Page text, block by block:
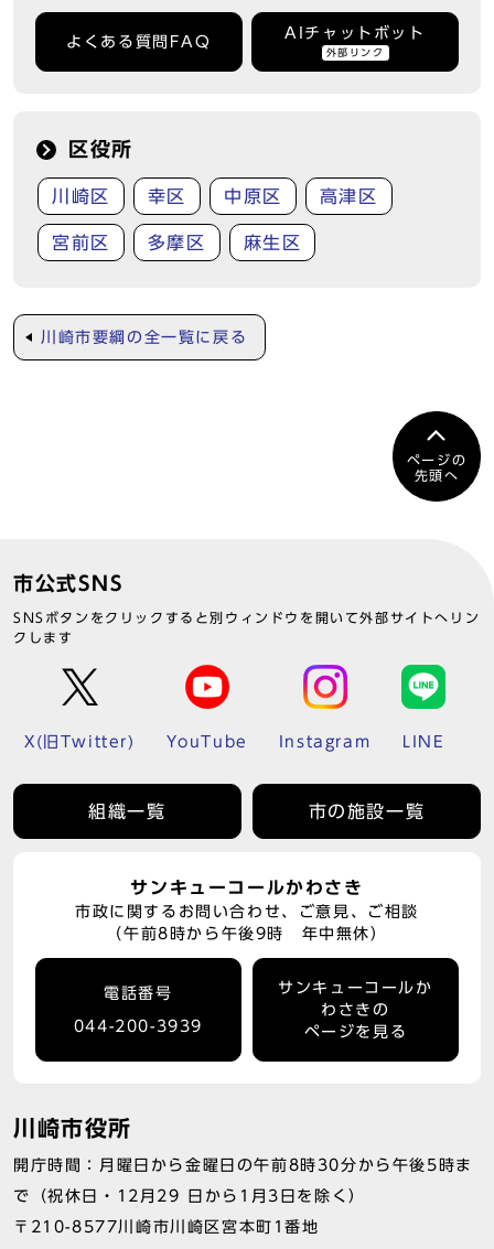
よくある質問FAQ
AIチャットボット
外部リンク
区役所
川崎区 幸区 中原区 高津区
宮前区 多摩区 麻生区
川崎市要綱の全一覧に戻る
ページの
先頭へ
市公式SNS
SNSボタンをクリックすると別ウィンドウを開いて外部サイトへリン
クします
X(旧Twitter) YouTube Instagram LINE
組織一覧 市の施設一覧
サンキューコールかわさき
市政に関するお問い合わせ、ご意見、ご相談
（午前8時から午後9時 年中無休）
電話番号
044-200-3939
サンキューコールか
わさきの
ページを見る
川崎市役所
開庁時間：月曜日から金曜日の午前8時30分から午後5時ま
で（祝休日・12月29 日から1月3日を除く）
〒210-8577川崎市川崎区宮本町1番地